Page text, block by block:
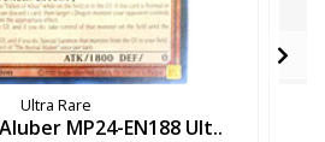
Ultra Rare
MP24-EN188 Ult..